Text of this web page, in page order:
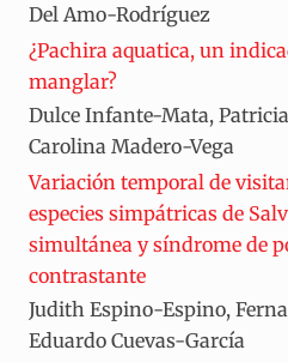
Del Amo-Rodríguez
¿Pachira aquatica, un
manglar?
Dulce Infante-Mata,
Carolina Madero-Vega
Variación temporal de
especies simpátricas de
simultánea y síndrome de
contrastante
Judith Espino-Espino,
Eduardo Cuevas-García